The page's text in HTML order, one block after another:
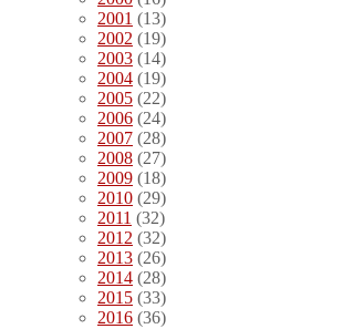
2001 (13)
2002 (19)
2003 (14)
2004 (19)
2005 (22)
2006 (24)
2007 (28)
2008 (27)
2009 (18)
2010 (29)
2011 (32)
2012 (32)
2013 (26)
2014 (28)
2015 (33)
2016 (36)